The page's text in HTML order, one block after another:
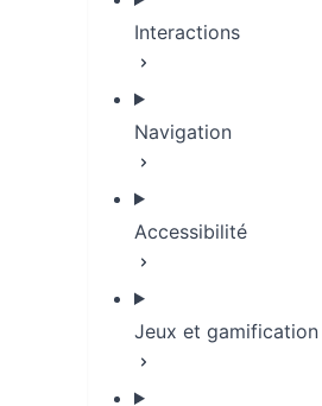
Interactions
Navigation
Accessibilité
Jeux et gamification